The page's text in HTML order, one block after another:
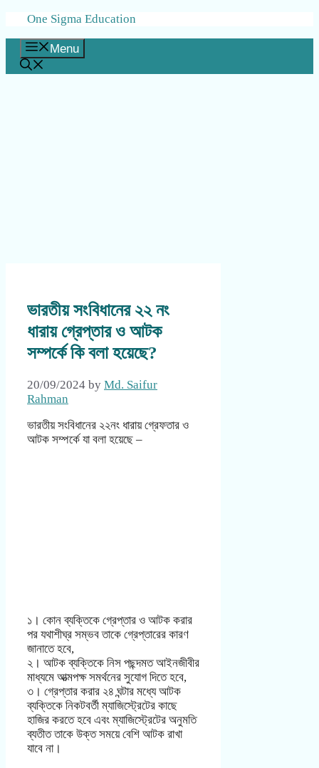
Skip
content
One Sigma Education
Menu
ভারতীয় সংবিধানের ২২ নং
ধারায় গ্রেপ্তার ও আটক
সম্পর্কে কি বলা হয়েছে?
20/09/2024 by Md. Saifur
Rahman
ভারতীয় সংবিধানের ২২নং ধারায় গ্রেফতার ও
আটক সম্পর্কে যা বলা হয়েছে –
১। কোন ব্যক্তিকে গ্রেপ্তার ও আটক করার
পর যথাশীঘ্র সম্ভব তাকে গ্রেপ্তারের কারণ
জানাতে হবে,
২। আটক ব্যক্তিকে নিস পছন্দমত আইনজীবীর
মাধ্যমে আত্মপক্ষ সমর্থনের সুযোগ দিতে হবে,
৩। গ্রেপ্তার করার ২৪ ঘন্টার মধ্যে আটক
ব্যক্তিকে নিকটবর্তী ম্যাজিস্ট্রেটের কাছে
হাজির করতে হবে এবং ম্যাজিস্ট্রেটের অনুমতি
ব্যতীত তাকে উক্ত সময়ে বেশি আটক রাখা
যাবে না।